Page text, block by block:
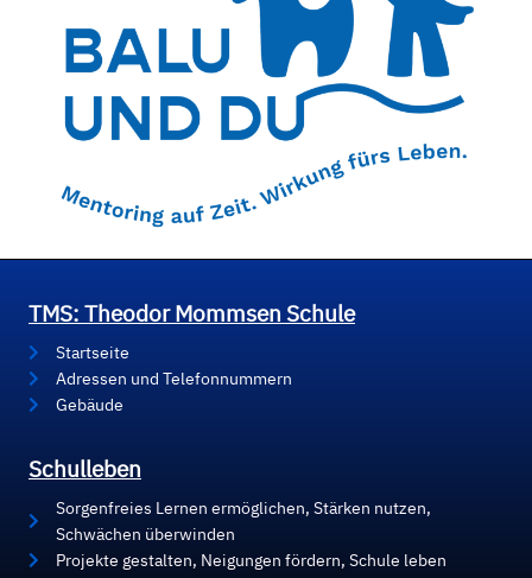
TMS: Theodor Mommsen Schule
Startseite
Adressen und Telefonnummern
Gebäude
Schulleben
Sorgenfreies Lernen ermöglichen, Stärken nutzen,
Schwächen überwinden
Projekte gestalten, Neigungen fördern, Schule leben